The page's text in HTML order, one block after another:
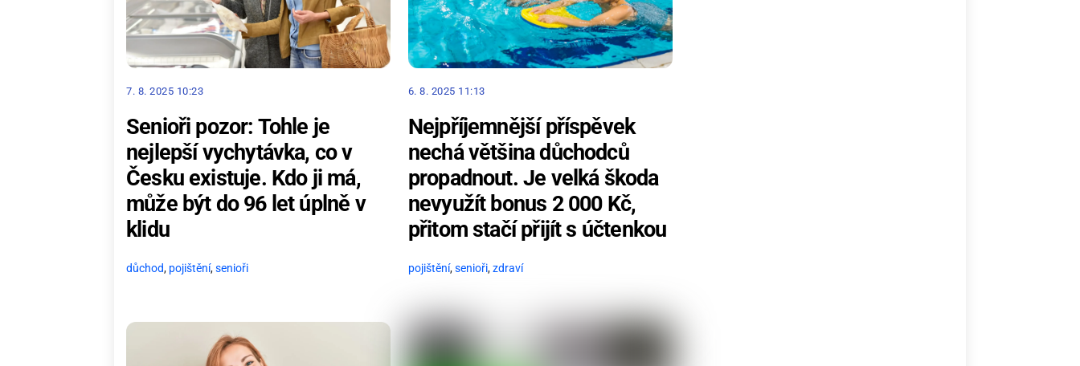
7. 8. 2025 10:23
Senioři pozor: Tohle je
nejlepší vychytávka, co v
Česku existuje. Kdo ji má,
může být do 96 let úplně v
klidu
důchod, pojištění,senioři
6. 8. 2025 11:13
Nejpříjemnější příspěvek
nechá většina důchodců
propadnout. Je velká škoda
nevyužít bonus 2 000 Kč,
přitom stačí přijít s účtenkou
pojištění,senioři,zdraví